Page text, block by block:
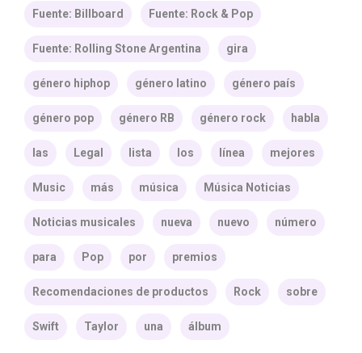
Fuente: Billboard Fuente: Rock & Pop
Fuente: Rolling Stone Argentina gira
género hiphop género latino género país
género pop género RB género rock habla
las Legal lista los línea mejores
Music más música Música Noticias
Noticias musicales nueva nuevo número
para Pop por premios
Recomendaciones de productos Rock sobre
Swift Taylor una álbum